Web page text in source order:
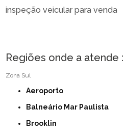
inspeção veicular para venda
Regiões onde a atende :
Zona Sul
Aeroporto
Balneário Mar Paulista
Brooklin